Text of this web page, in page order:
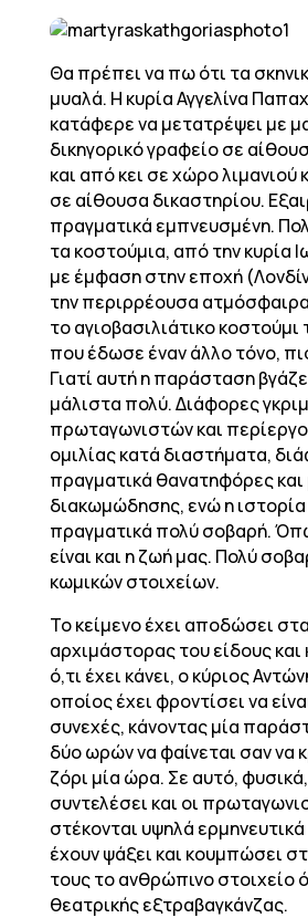
Θα πρέπει να πω ότι τα
μυαλά. Η κυρία Αγγελίνα
κατάφερε να μετατρέψει με
δικηγορικό γραφείο σε
και από κει σε χώρο λιμανιού
σε αίθουσα δικαστηρίου.
πραγματικά εμπνευσμένη.
τα κοστούμια, από την κυρία
με έμφαση στην εποχή
την περιρρέουσα
το αγιοβασιλιάτικο κοστούμι
που έδωσε έναν άλλο τόνο,
Γιατί αυτή η παράσταση
μάλιστα πολύ. Διάφορες
πρωταγωνιστών και
ομιλίας κατά διαστήματα,
πραγματικά θανατηφόρες και
διακωμώδησης, ενώ η ιστορία
πραγματικά πολύ σοβαρή.
είναι και η ζωή μας. Πολύ
κωμικών στοιχείων.
Το κείμενο έχει αποδώσει
αρχιμάστορας του είδους
ό,τι έχει κάνει, ο κύριος
οποίος έχει φροντίσει να
συνεχές, κάνοντας μία
δύο ωρών να φαίνεται σαν να
ζόρι μία ώρα. Σε αυτό,
συντελέσει και οι
στέκονται υψηλά ερμηνευτικά
έχουν ψάξει και κουμπώσει
τους το ανθρώπινο στοιχείο
θεατρικής εξτραβαγκάνζας.